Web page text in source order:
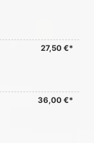
27,50 €*
36,00 €*